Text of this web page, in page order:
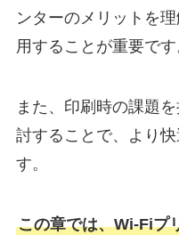
ンターのメリットを
用することが重要です
また、印刷時の課題
討することで、より
す。
この章では、Wi-Fiプ